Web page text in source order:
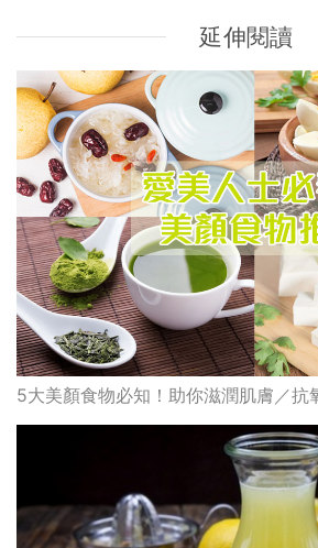
延伸閱讀
5大美顏食物必知！助你滋潤肌膚／抗